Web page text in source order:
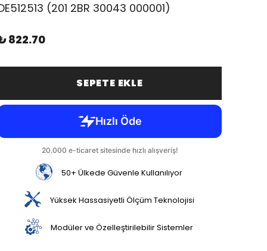
(201 2BR 30043 000001)
822.70
SEPETE EKLE
50+ Ülkede Güvenle Kullanılıyor
Yüksek Hassasiyetli Ölçüm Teknolojisi
Modüler ve Özelleştirilebilir Sistemler